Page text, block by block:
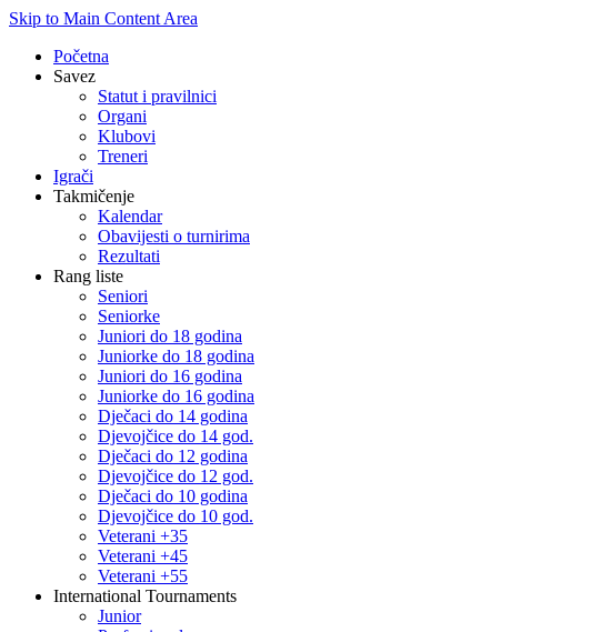
Skip to Main Content Area
Početna
Savez
Statut i pravilnici
Organi
Klubovi
Treneri
Igrači
Takmičenje
Kalendar
Obavijesti o turnirima
Rezultati
Rang liste
Seniori
Seniorke
Juniori do 18 godina
Juniorke do 18 godina
Juniori do 16 godina
Juniorke do 16 godina
Dječaci do 14 godina
Djevojčice do 14 god.
Dječaci do 12 godina
Djevojčice do 12 god.
Dječaci do 10 godina
Djevojčice do 10 god.
Veterani +35
Veterani +45
Veterani +55
International Tournaments
Junior